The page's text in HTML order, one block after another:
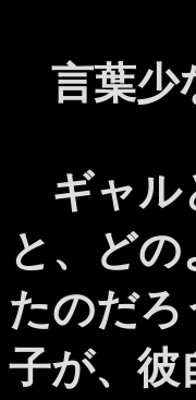
言葉少
ギャル
と、ど
たのだろ
子が、彼